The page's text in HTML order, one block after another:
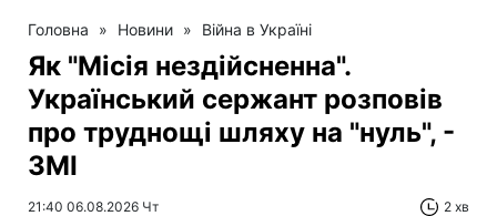
Головна » Новини » Війна в Україні
Як "Місія нездійсненна".
Український сержант розповів
про труднощі шляху на "нуль", -
ЗМІ
21:40 06.08.2026 Чт 2 хв